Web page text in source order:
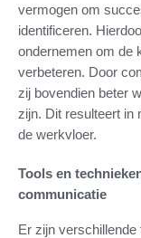
vermogen om
identificeren.
ondernemen om de
verbeteren. Door
zij bovendien beter
zijn. Dit resulteert in
de werkvloer.
Tools en
communicatie
Er zijn